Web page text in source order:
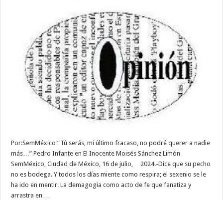
Por:SemMéxico “Tú serás, mi último fracaso, no podré querer a nadie
más…” Pedro Infante en El Inocente Moisés Sánchez Limón
SemMéxico, Ciudad de México, 16 de julio, 2024.-Dice que su pecho
no es bodega. Y todos los días miente como respira; el sexenio se le
ha ido en mentir. La demagogia como acto de fe que fanatiza y
arrastra en …